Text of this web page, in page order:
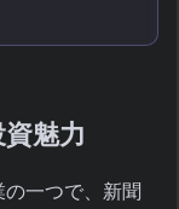
魅力
一つで、新聞